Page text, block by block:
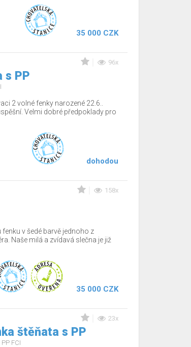
35 000 CZK
96x
s PP
2 volné fenky narozené 22.6..
Velmi dobré předpoklady pro
dohodou
158x
v šedé barvě jednoho z
Naše milá a zvídavá slečna je již
35 000 CZK
23x
štěňata s PP
PP FCI